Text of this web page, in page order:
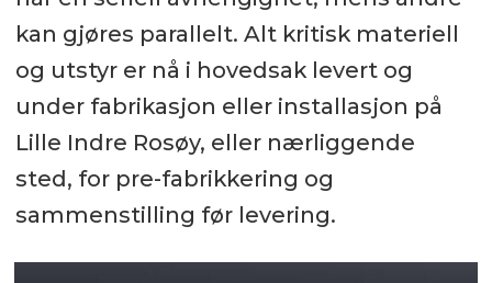
kan gjøres parallelt. Alt kritisk materiell
og utstyr er nå i hovedsak levert og
under fabrikasjon eller installasjon på
Lille Indre Rosøy, eller nærliggende
sted, for pre-fabrikkering og
sammenstilling før levering.